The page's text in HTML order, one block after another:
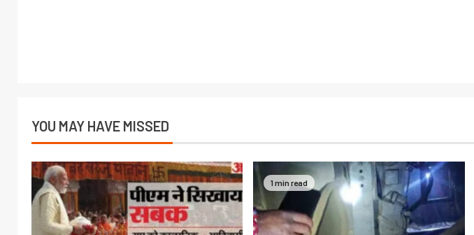
YOU MAY HAVE MISSED
1 min read